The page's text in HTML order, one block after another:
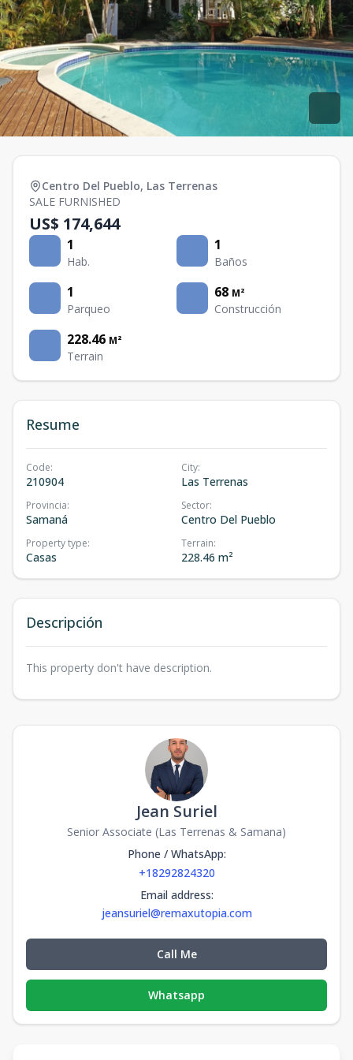
Centro Del Pueblo, Las Terrenas
SALE FURNISHED
US$ 174,644
1
Hab.
1
Baños
1
Parqueo
68 M²
Construcción
228.46 M²
Terrain
Resume
Code:
210904
City:
Las Terrenas
Provincia:
Samaná
Sector:
Centro Del Pueblo
Property type:
Casas
Terrain:
228.46 m²
Descripción
This property don't have description.
Jean Suriel
Senior Associate (Las Terrenas & Samana)
Phone / WhatsApp:
+18292824320
Email address:
jeansuriel@remaxutopia.com
Call Me
Whatsapp